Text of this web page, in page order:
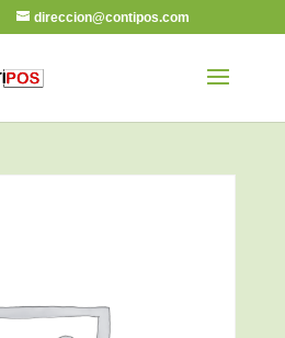
direccion@contipos.com